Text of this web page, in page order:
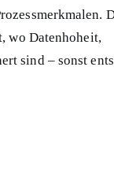
wo Datenhoheit,
sind – sonst